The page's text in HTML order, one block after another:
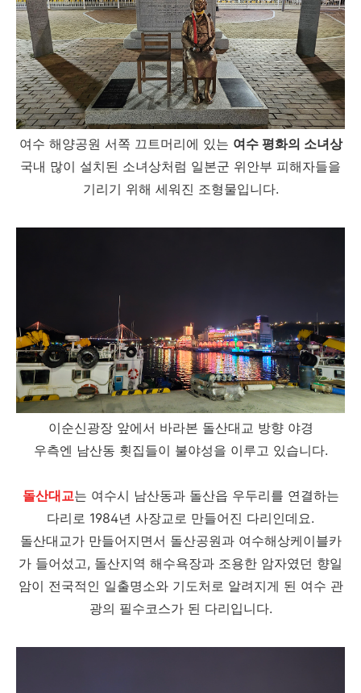
여수 해양공원 서쪽 끄트머리에 있는 여수 평화의 소녀상
국내 많이 설치된 소녀상처럼 일본군 위안부 피해자들을
기리기 위해 세워진 조형물입니다.
이순신광장 앞에서 바라본 돌산대교 방향 야경
우측엔 남산동 횟집들이 불야성을 이루고 있습니다.
돌산대교는 여수시 남산동과 돌산읍 우두리를 연결하는
다리로 1984년 사장교로 만들어진 다리인데요.
돌산대교가 만들어지면서 돌산공원과 여수해상케이블카
가 들어섰고, 돌산지역 해수욕장과 조용한 암자였던 향일
암이 전국적인 일출명소와 기도처로 알려지게 된 여수 관
광의 필수코스가 된 다리입니다.